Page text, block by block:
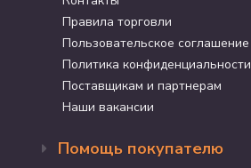
Правила торговли
Пользовательское соглашение
Политика конфиденциальности
Поставщикам и партнерам
Наши вакансии
Помощь покупателю